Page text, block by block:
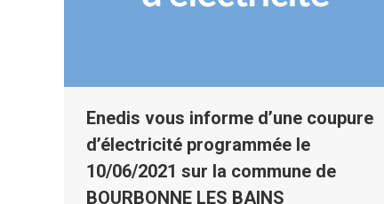
Enedis vous informe d’une coupure
d’électricité programmée le
10/06/2021 sur la commune de
BOURBONNE LES BAINS